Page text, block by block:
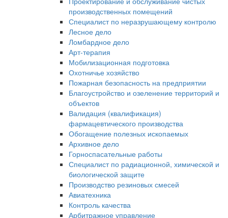
производственных помещений
Специалист по неразрушающему контролю
Лесное дело
Ломбардное дело
Арт-терапия
Мобилизационная подготовка
Охотничье хозяйство
Пожарная безопасность на предприятии
Благоустройство и озеленение территорий и
объектов
Валидация (квалификация)
фармацевтического производства
Обогащение полезных ископаемых
Архивное дело
Горноспасательные работы
Специалист по радиационной, химической и
биологической защите
Производство резиновых смесей
Авиатехника
Контроль качества
Арбитражное управление